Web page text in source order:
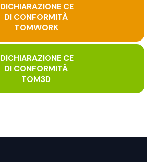
DICHIARAZIONE CE
DI CONFORMITÀ
TOMWORK
DICHIARAZIONE CE
DI CONFORMITÀ
TOM3D